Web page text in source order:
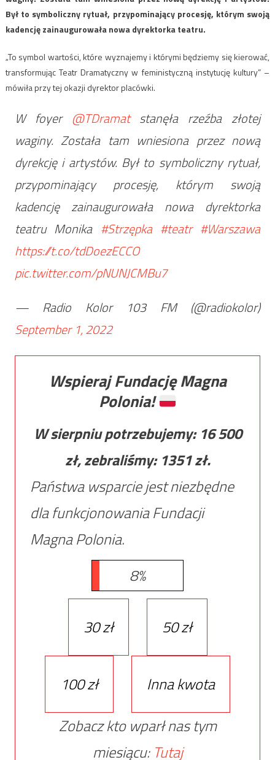
Był to symboliczny rytuał, przypominający procesję, którym swoją
kadencję zainaugurowała nowa dyrektorka teatru.
„To symbol wartości, które wyznajemy i którymi będziemy się kierować,
transformując Teatr Dramatyczny w feministyczną instytucję kultury” –
mówiła przy tej okazji dyrektor placówki.
W foyer @TDramatstanęła rzeźba złotej
waginy. Została tam wniesiona przez nową
dyrekcję i artystów. Był to symboliczny rytuał,
przypominający procesję, którym swoją
kadencję zainaugurowała nowa dyrektorka
teatru Monika #Strzępka #teatr #Warszawa
https://t.co/tdDoezECCO
pic.twitter.com/pNUNJCMBu7
— Radio Kolor 103 FM (@radiokolor)
September 1, 2022
Wspieraj Fundację Magna
Polonia!
W sierpniu potrzebujemy: 16 500
zł, zebraliśmy: 1351zł.
Państwa wsparcie jest niezbędne
dla funkcjonowania Fundacji
Magna Polonia.
8%
30 zł 50 zł
100 zł
Inna kwota
Zobacz kto wparł nas tym
miesiącu: Tutaj